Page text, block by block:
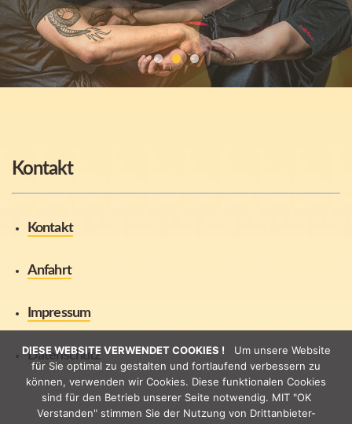
Kontakt
Kontakt
Anfahrt
Impressum
Datenschutz
DIESE WEBSITE VERWENDET COOKIES ! Um unsere Website
für Sie optimal zu gestalten und fortlaufend verbessern zu
können, verwenden wir Cookies. Diese funktionalen Cookies
sind für den Betrieb unserer Seite notwendig. MIT "OK
Verstanden" stimmen Sie der Nutzung von Drittanbieter-